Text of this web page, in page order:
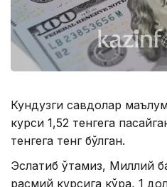
Кундузги савдолар
курси 1,52 тенгега
тенгега тенг бўлган.
Эслатиб ўтамиз, Миллий
расмий курсига кўра, 1